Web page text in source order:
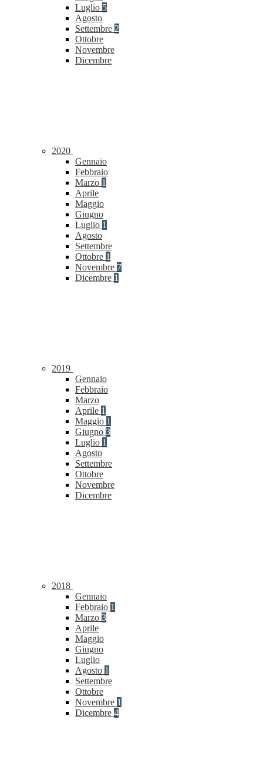
Luglio 5
Agosto
Settembre 2
Ottobre
Novembre
Dicembre
2020
Gennaio
Febbraio
Marzo 1
Aprile
Maggio
Giugno
Luglio 1
Agosto
Settembre
Ottobre 1
Novembre 7
Dicembre 1
2019
Gennaio
Febbraio
Marzo
Aprile 1
Maggio 1
Giugno 3
Luglio 1
Agosto
Settembre
Ottobre
Novembre
Dicembre
2018
Gennaio
Febbraio 1
Marzo 3
Aprile
Maggio
Giugno
Luglio
Agosto 1
Settembre
Ottobre
Novembre 1
Dicembre 4